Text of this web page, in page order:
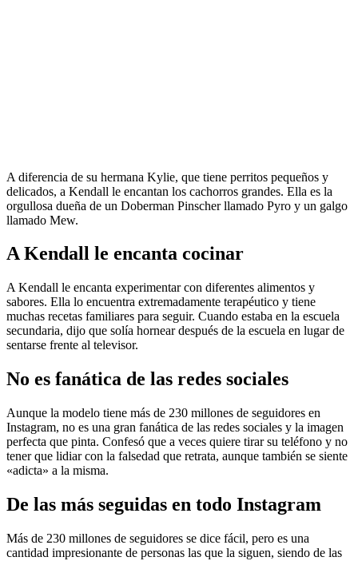
A diferencia de su hermana Kylie, que tiene perritos pequeños y
delicados, a Kendall le encantan los cachorros grandes. Ella es la
orgullosa dueña de un Doberman Pinscher llamado Pyro y un galgo
llamado Mew.
A Kendall le encanta cocinar
A Kendall le encanta experimentar con diferentes alimentos y
sabores. Ella lo encuentra extremadamente terapéutico y tiene
muchas recetas familiares para seguir. Cuando estaba en la escuela
secundaria, dijo que solía hornear después de la escuela en lugar de
sentarse frente al televisor.
No es fanática de las redes sociales
Aunque la modelo tiene más de 230 millones de seguidores en
Instagram, no es una gran fanática de las redes sociales y la imagen
perfecta que pinta. Confesó que a veces quiere tirar su teléfono y no
tener que lidiar con la falsedad que retrata, aunque también se siente
«adicta» a la misma.
De las más seguidas en todo Instagram
Más de 230 millones de seguidores se dice fácil, pero es una
cantidad impresionante de personas las que la siguen, siendo de las